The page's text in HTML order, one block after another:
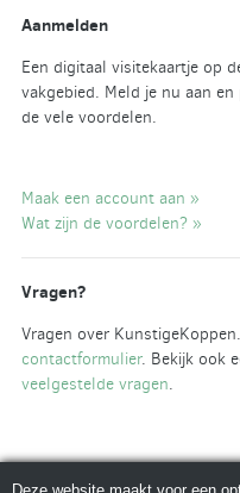
Aanmelden
Een digitaal visitekaartje op
vakgebied. Meld je nu aan
de vele voordelen.
Maak een account aan »
Wat zijn de voordelen? »
Vragen?
Vragen over
contactformulier. Bekijk ook
veelgestelde vragen.